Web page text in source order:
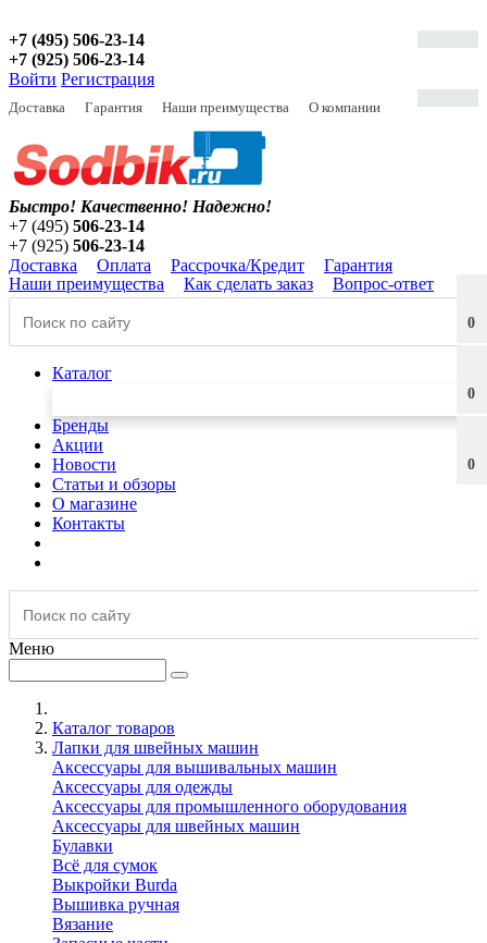
+7 (495) 506-23-14
+7 (925) 506-23-14
Войти Регистрация
Доставка Гарантия Наши преимущества О компании
0
0
0
Быстро! Качественно! Надежно!
+7 (495) 506-23-14
+7 (925) 506-23-14
Доставка
Оплата Рассрочка/Кредит
Гарантия
Наши преимущества
Как сделать заказ Вопрос-ответ
Каталог
Бренды
Акции
Новости
Статьи и обзоры
О магазине
Контакты
Меню
Каталог товаров
Лапки для швейных машин
Аксессуары для вышивальных машин
Аксессуары для одежды
Аксессуары для промышленного оборудования
Аксессуары для швейных машин
Булавки
Всё для сумок
Выкройки Burda
Вышивка ручная
Вязание